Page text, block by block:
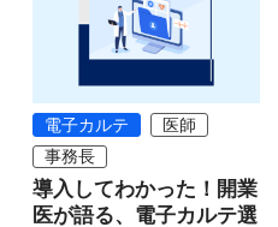
電子カルテ
医師
事務長
導入してわかった！開業
医が語る、電子カルテ選